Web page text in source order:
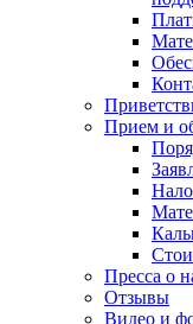
Прием и
Пресса о
Отзывы
Видео и